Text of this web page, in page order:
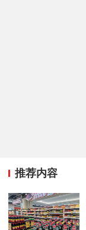
推荐内容